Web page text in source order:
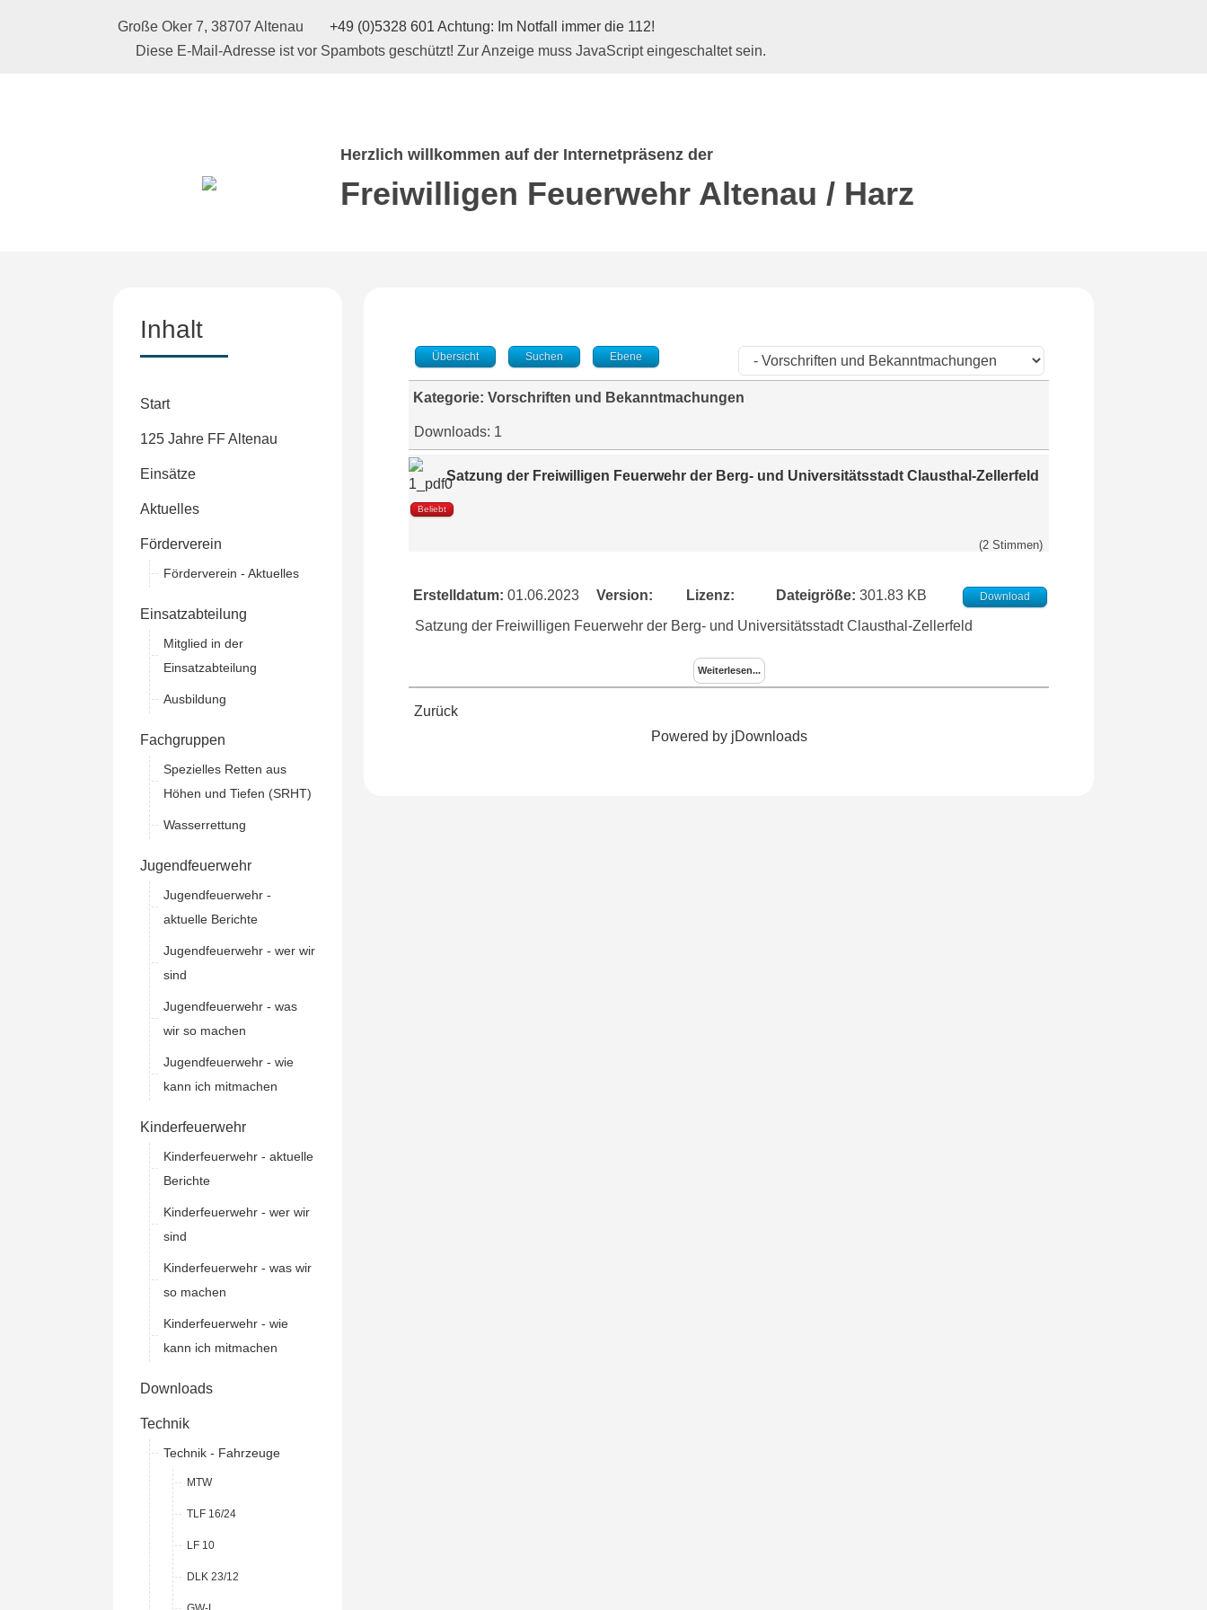
Große Oker 7, 38707 Altenau
+49 (0)5328 601 Achtung: Im Notfall immer die 112!
Diese E-Mail-Adresse ist vor Spambots geschützt! Zur Anzeige muss JavaScript eingeschaltet sein.
Herzlich willkommen auf der Internetpräsenz der
Freiwilligen Feuerwehr Altenau / Harz
Inhalt
Start
125 Jahre FF Altenau
Einsätze
Aktuelles
Förderverein
Förderverein - Aktuelles
Einsatzabteilung
Mitglied in der
Einsatzabteilung
Ausbildung
Fachgruppen
Spezielles Retten aus
Höhen und Tiefen (SRHT)
Wasserrettung
Jugendfeuerwehr
Jugendfeuerwehr -
aktuelle Berichte
Jugendfeuerwehr - wer wir
sind
Jugendfeuerwehr - was
wir so machen
Jugendfeuerwehr - wie
kann ich mitmachen
Kinderfeuerwehr
Kinderfeuerwehr - aktuelle
Berichte
Kinderfeuerwehr - wer wir
sind
Kinderfeuerwehr - was wir
so machen
Kinderfeuerwehr - wie
kann ich mitmachen
Downloads
Technik
Technik - Fahrzeuge
MTW
TLF 16/24
LF 10
DLK 23/12
Übersicht Suchen Ebene
Kategorie: Vorschriften und Bekanntmachungen
Downloads: 1
Satzung der Freiwilligen Feuerwehr der Berg- und Universitätsstadt Clausthal-Zellerfeld
Beliebt
(2 Stimmen)
Erstelldatum: 01.06.2023 Version: Lizenz: Dateigröße: 301.83 KB Download
Satzung der Freiwilligen Feuerwehr der Berg- und Universitätsstadt Clausthal-Zellerfeld
Weiterlesen...
Zurück
Powered by jDownloads